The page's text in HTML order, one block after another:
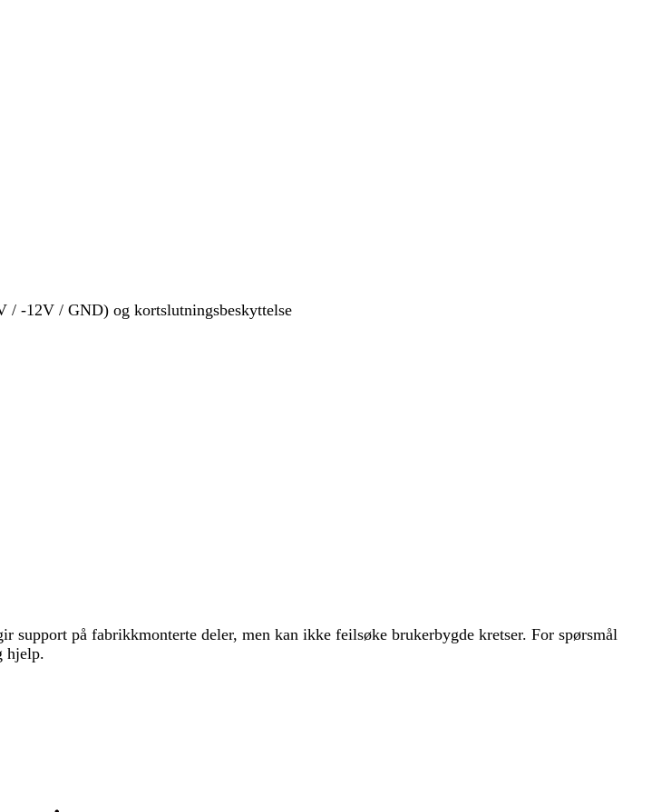
/ -12V / GND) og kortslutningsbeskyttelse
på fabrikkmonterte deler, men kan ikke feilsøke brukerbygde kretser. For spørsmål
hjelp.